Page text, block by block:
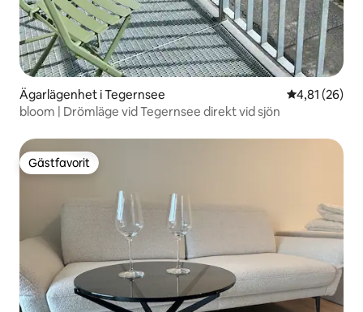
Ägarlägenhet i Tegernsee 4,81 av 5 i
4,81 (26)
bloom | Drömläge vid Tegernsee direkt vid sjön
Gästfavorit
Gästfavorit